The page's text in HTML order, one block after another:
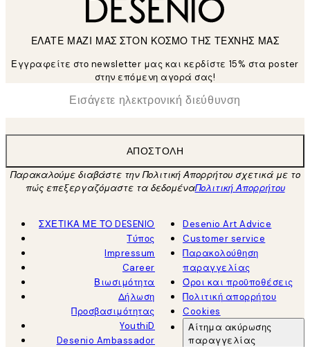
ΕΛΑΤΕ ΜΑΖΙ ΜΑΣ ΣΤΟΝ ΚΟΣΜΟ ΤΗΣ ΤΕΧΝΗΣ ΜΑΣ
Εγγραφείτε στο newsletter μας και κερδίστε 15% στα poster
στην επόμενη αγορά σας!
Ηλεκτρονική Διεύθυνση
ΑΠΟΣΤΟΛΉ
Παρακαλούμε διαβάστε την Πολιτική Απορρήτου σχετικά με το
πώς επεξεργαζόμαστε τα δεδομέναΠολιτική Απορρήτου
ΣΧΕΤΙΚΑ ΜΕ ΤΟ DESENIO
Τύπος
Impressum
Career
Βιωσιμότητα
Δήλωση
Προσβασιμότητας
YouthiD
Desenio Ambassador
Desenio Art Advice
Customer service
Παρακολούθηση
παραγγελίας
Όροι και προϋποθέσεις
Πολιτική απορρήτου
Cookies
Αίτημα ακύρωσης
παραγγελίας